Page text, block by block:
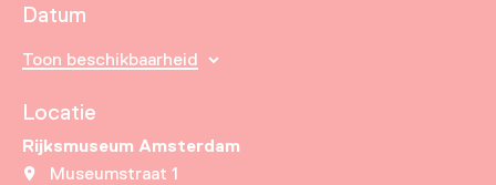
Datum
Toon beschikbaarheid
Locatie
Rijksmuseum Amsterdam
Museumstraat 1